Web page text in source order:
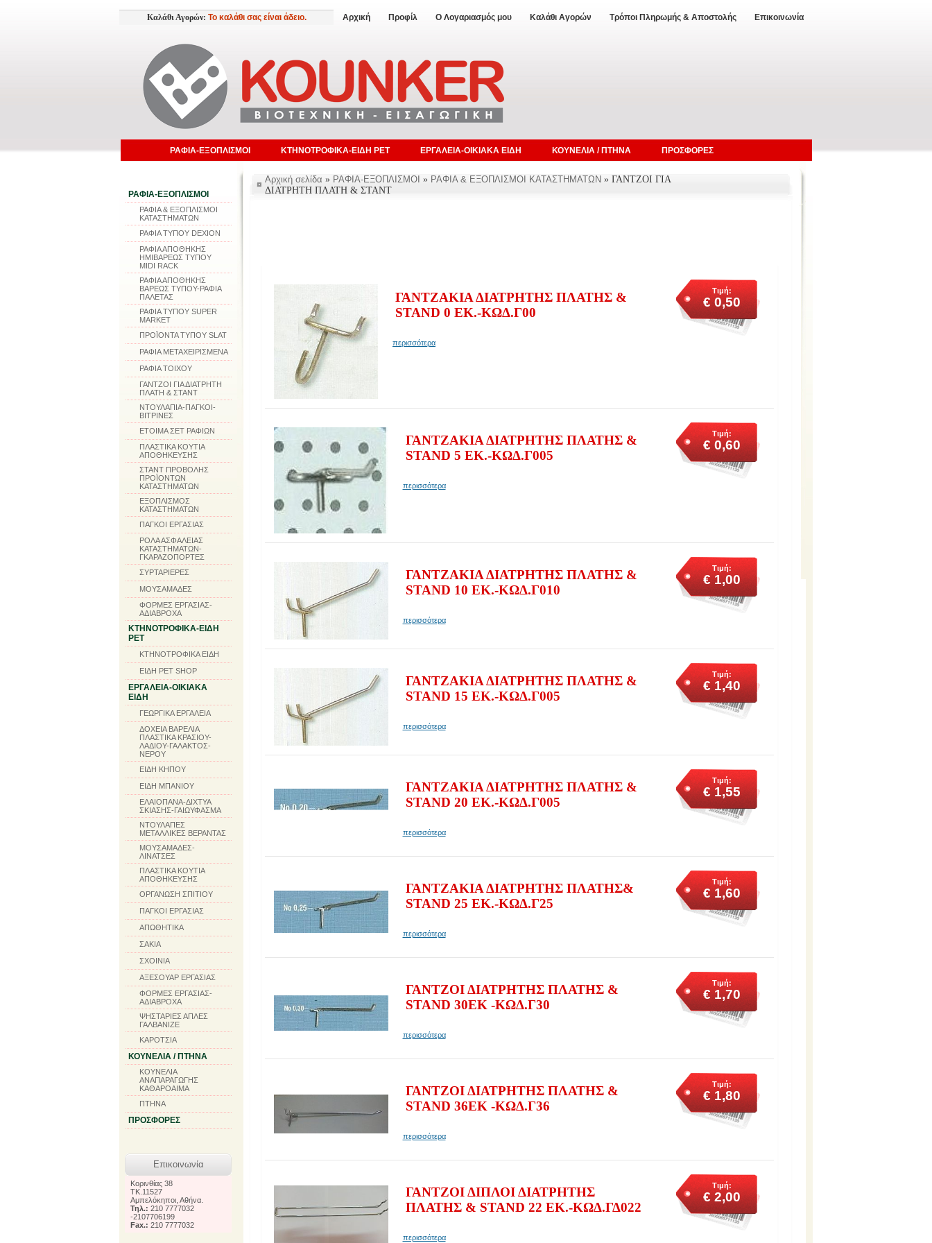
Καλάθι Αγορών: Το καλάθι σας είναι άδειο. Αρχική Προφίλ Ο Λογαριασμός μου Καλάθι Αγορών Τρόποι Πληρωμής & Αποστολής Επικοινωνία
ΡΑΦΙΑ-ΕΞΟΠΛΙΣΜΟΙ ΚΤΗΝΟΤΡΟΦΙΚΑ-ΕΙΔΗ PET ΕΡΓΑΛΕΙΑ-ΟΙΚΙΑΚΑ ΕΙΔΗ ΚΟΥΝΕΛΙΑ / ΠΤΗΝΑ ΠΡΟΣΦΟΡΕΣ
ΡΑΦΙΑ-ΕΞΟΠΛΙΣΜΟΙ
ΡΑΦΙΑ & ΕΞΟΠΛΙΣΜΟΙ
ΚΑΤΑΣΤΗΜΑΤΩΝ
ΡΑΦΙΑ ΤΥΠΟΥ DEXION
ΡΑΦΙΑ ΑΠΟΘΗΚΗΣ
ΗΜΙΒΑΡΕΩΣ ΤΥΠΟΥ
MIDI RACK
ΡΑΦΙΑ ΑΠΟΘΗΚΗΣ
ΒΑΡΕΩΣ ΤΥΠΟΥ-ΡΑΦΙΑ
ΠΑΛΕΤΑΣ
ΡΑΦΙΑ ΤΥΠΟΥ SUPER
MARKET
ΠΡΟΪΟΝΤΑ ΤΥΠΟΥ SLAT
ΡΑΦΙΑ ΜΕΤΑΧΕΙΡΙΣΜΕΝΑ
ΡΑΦΙΑ ΤΟΙΧΟΥ
ΓΑΝΤΖΟΙ ΓΙΑ ΔΙΑΤΡΗΤΗ
ΠΛΑΤΗ & ΣΤΑΝΤ
ΝΤΟΥΛΑΠΙΑ-ΠΑΓΚΟΙ-
ΒΙΤΡΙΝΕΣ
ΕΤΟΙΜΑ ΣΕΤ ΡΑΦΙΩΝ
ΠΛΑΣΤΙΚΑ ΚΟΥΤΙΑ
ΑΠΟΘΗΚΕΥΣΗΣ
ΣΤΑΝΤ ΠΡΟΒΟΛΗΣ
ΠΡΟΪΟΝΤΩΝ
ΚΑΤΑΣΤΗΜΑΤΩΝ
ΕΞΟΠΛΙΣΜΟΣ
ΚΑΤΑΣΤΗΜΑΤΩΝ
ΠΑΓΚΟΙ ΕΡΓΑΣΙΑΣ
ΡΟΛΑ ΑΣΦΑΛΕΙΑΣ
ΚΑΤΑΣΤΗΜΑΤΩΝ-
ΓΚΑΡΑΖΟΠΟΡΤΕΣ
ΣΥΡΤΑΡΙΕΡΕΣ
ΜΟΥΣΑΜΑΔΕΣ
ΦΟΡΜΕΣ ΕΡΓΑΣΙΑΣ-
ΑΔΙΑΒΡΟΧΑ
ΚΤΗΝΟΤΡΟΦΙΚΑ-ΕΙΔΗ
PET
ΚΤΗΝΟΤΡΟΦΙΚΑ ΕΙΔΗ
ΕΙΔΗ PET SHOP
ΕΡΓΑΛΕΙΑ-ΟΙΚΙΑΚΑ
ΕΙΔΗ
ΓΕΩΡΓΙΚΑ ΕΡΓΑΛΕΙΑ
ΔΟΧΕΙΑ ΒΑΡΕΛΙΑ
ΠΛΑΣΤΙΚΑ ΚΡΑΣΙΟΥ-
ΛΑΔΙΟΥ-ΓΑΛΑΚΤΟΣ-
ΝΕΡΟΥ
ΕΙΔΗ ΚΗΠΟΥ
ΕΙΔΗ ΜΠΑΝΙΟΥ
ΕΛΑΙΟΠΑΝΑ-ΔΙΧΤΥΑ
ΣΚΙΑΣΗΣ-ΓΑΙΩΥΦΑΣΜΑ
ΝΤΟΥΛΑΠΕΣ
ΜΕΤΑΛΛΙΚΕΣ ΒΕΡΑΝΤΑΣ
ΜΟΥΣΑΜΑΔΕΣ-
ΛΙΝΑΤΣΕΣ
ΠΛΑΣΤΙΚΑ ΚΟΥΤΙΑ
ΑΠΟΘΗΚΕΥΣΗΣ
ΟΡΓΑΝΩΣΗ ΣΠΙΤΙΟΥ
ΠΑΓΚΟΙ ΕΡΓΑΣΙΑΣ
ΑΠΩΘΗΤΙΚΑ
ΣΑΚΙΑ
ΣΧΟΙΝΙΑ
ΑΞΕΣΟΥΑΡ ΕΡΓΑΣΙΑΣ
ΦΟΡΜΕΣ ΕΡΓΑΣΙΑΣ-
ΑΔΙΑΒΡΟΧΑ
ΨΗΣΤΑΡΙΕΣ ΑΠΛΕΣ
ΓΑΛΒΑΝΙΖΕ
ΚΑΡΟΤΣΙΑ
ΚΟΥΝΕΛΙΑ / ΠΤΗΝΑ
ΚΟΥΝΕΛΙΑ
ΑΝΑΠΑΡΑΓΩΓΗΣ
ΚΑΘΑΡΟΑΙΜΑ
ΠΤΗΝΑ
ΠΡΟΣΦΟΡΕΣ
Επικοινωνία
Κορινθίας 38
TK.11527
Αμπελόκηποι, Αθήνα.
Τηλ.: 210 7777032
-2107706199
Fax.: 210 7777032
Αρχική σελίδα » ΡΑΦΙΑ-ΕΞΟΠΛΙΣΜΟΙ » ΡΑΦΙΑ & ΕΞΟΠΛΙΣΜΟΙ ΚΑΤΑΣΤΗΜΑΤΩΝ » ΓΑΝΤΖΟΙ ΓΙΑ
ΔΙΑΤΡΗΤΗ ΠΛΑΤΗ & ΣΤΑΝΤ
ΓΑΝΤΖΑΚΙΑ ΔΙΑΤΡΗΤΗΣ ΠΛΑΤΗΣ &
STAND 0 ΕΚ.-ΚΩΔ.Γ00
περισσότερα
Τιμή:
€ 0,50
ΓΑΝΤΖΑΚΙΑ ΔΙΑΤΡΗΤΗΣ ΠΛΑΤΗΣ &
STAND 5 ΕΚ.-ΚΩΔ.Γ005
περισσότερα
Τιμή:
€ 0,60
ΓΑΝΤΖΑΚΙΑ ΔΙΑΤΡΗΤΗΣ ΠΛΑΤΗΣ &
STAND 10 ΕΚ.-ΚΩΔ.Γ010
περισσότερα
Τιμή:
€ 1,00
ΓΑΝΤΖΑΚΙΑ ΔΙΑΤΡΗΤΗΣ ΠΛΑΤΗΣ &
STAND 15 ΕΚ.-ΚΩΔ.Γ005
περισσότερα
Τιμή:
€ 1,40
ΓΑΝΤΖΑΚΙΑ ΔΙΑΤΡΗΤΗΣ ΠΛΑΤΗΣ &
STAND 20 ΕΚ.-ΚΩΔ.Γ005
περισσότερα
Τιμή:
€ 1,55
ΓΑΝΤΖΑΚΙΑ ΔΙΑΤΡΗΤΗΣ ΠΛΑΤΗΣ&
STAND 25 ΕΚ.-ΚΩΔ.Γ25
περισσότερα
Τιμή:
€ 1,60
ΓΑΝΤΖΟΙ ΔΙΑΤΡΗΤΗΣ ΠΛΑΤΗΣ &
STAND 30EK -ΚΩΔ.Γ30
περισσότερα
Τιμή:
€ 1,70
ΓΑΝΤΖΟΙ ΔΙΑΤΡΗΤΗΣ ΠΛΑΤΗΣ &
STAND 36EK -ΚΩΔ.Γ36
περισσότερα
Τιμή:
€ 1,80
ΓΑΝΤΖΟΙ ΔΙΠΛΟΙ ΔΙΑΤΡΗΤΗΣ
ΠΛΑΤΗΣ & STAND 22 ΕΚ.-ΚΩΔ.ΓΔ022
περισσότερα
Τιμή:
€ 2,00